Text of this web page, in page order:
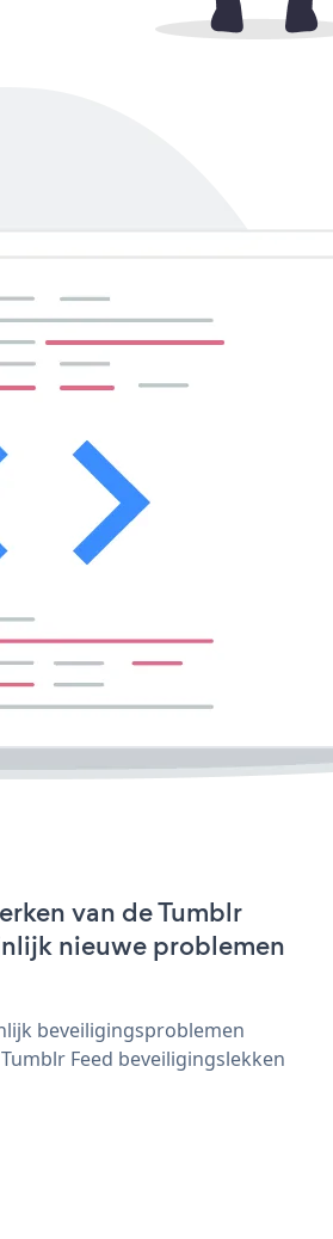
van de Tumblr
nieuwe problemen
beveiligingsproblemen
Feed beveiligingslekken